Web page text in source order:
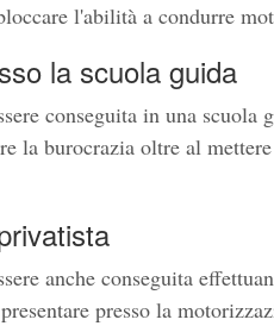
l'abilità a condurre
la scuola guida
conseguita in una scuola
la burocrazia oltre al
anche conseguita
presso la